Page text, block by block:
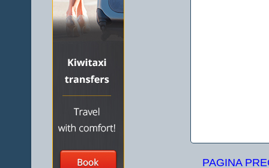
PAGINA